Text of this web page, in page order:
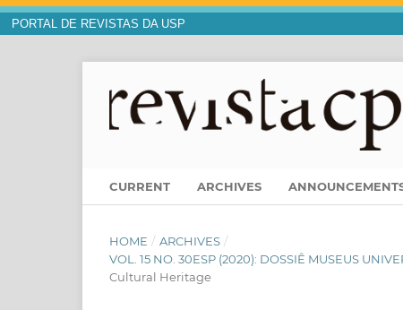
PORTAL DE REVISTAS DA USP
CURRENT ARCHIVES
HOME / ARCHIVES /
VOL. 15 NO. 30ESP (2020): DOSSIÊ MUSEUS
Cultural Heritage